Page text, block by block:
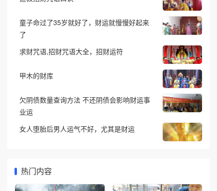
童子命过了35岁就好了，财运就慢慢好起来
了
求财咒语,招财咒语大全，招财运符
甲木的财库
欠阴债数量查询方法 不还阴债会影响财运事
业运
女人堕胎后男人运气不好，尤其是财运
热门内容